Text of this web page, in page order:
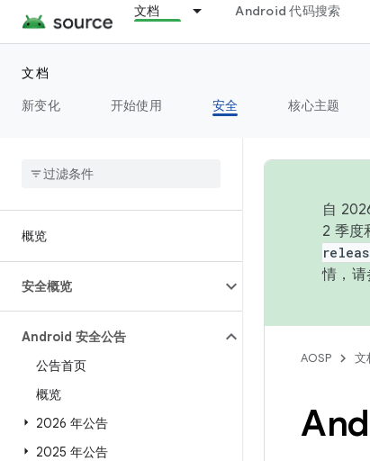
文档 Android 代码搜索
文档
新变化
开始使用 安全 核心主题
概览
安全概览
Android 安全公告
公告首页
概览
2026 年公告
2025 年公告
自
2 季度
情，请
AOSP 文